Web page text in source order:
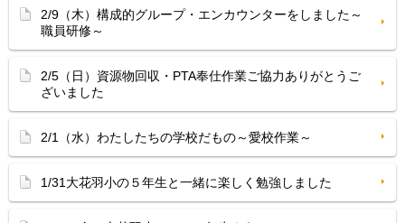
2/9（木）構成的グループ・エンカウンターをしました～
職員研修～
2/5（日）資源物回収・PTA奉仕作業ご協力ありがとうご
ざいました
2/1（水）わたしたちの学校だもの～愛校作業～
1/31大花羽小の５年生と一緒に楽しく勉強しました